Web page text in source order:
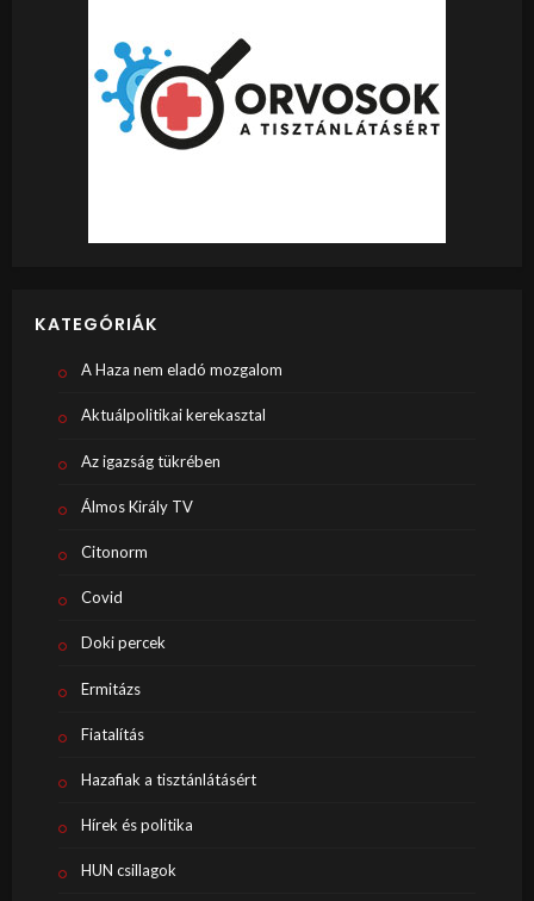
KATEGÓRIÁK
A Haza nem eladó mozgalom
Aktuálpolitikai kerekasztal
Az igazság tükrében
Álmos Király TV
Citonorm
Covid
Doki percek
Ermitázs
Fiatalítás
Hazafiak a tisztánlátásért
Hírek és politika
HUN csillagok